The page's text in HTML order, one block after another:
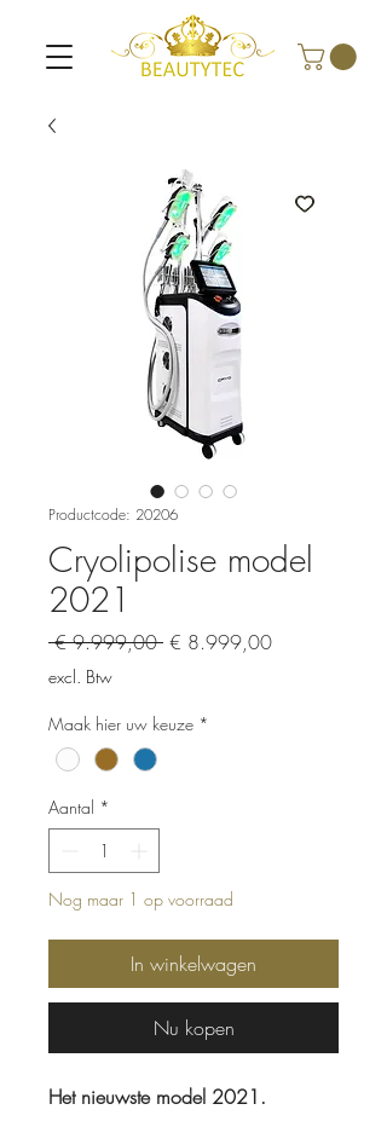
Productcode: 20206
Cryolipolise model
2021
€ 9.999,00 Normale
€ 8.999,00Verkoopprijs
excl. Btw
Maak hier uw keuze *
Aantal *
Nog maar 1 op voorraad
In winkelwagen
Nu kopen
Het nieuwste model 2021.